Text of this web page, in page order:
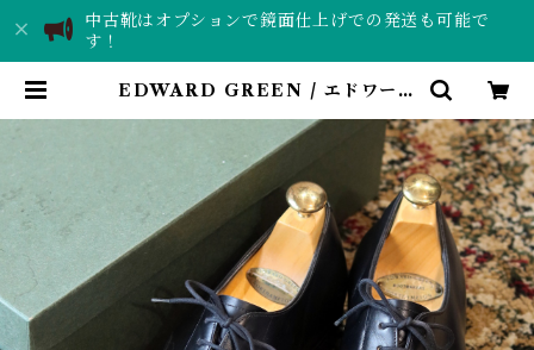
中古靴はオプションで鏡面仕上げでの発送も可能で
す！
EDWARD GREEN / エドワード
万円 / 革靴 / 中古 / 7 1/2 E | SHO
ESLab. TORCH｜靴磨き・中古
革靴販売店舗